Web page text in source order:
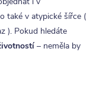
také v atypické šířce (
). Pokud hledáte
– neměla by